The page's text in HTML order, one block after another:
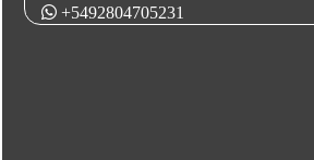
+5492804705231